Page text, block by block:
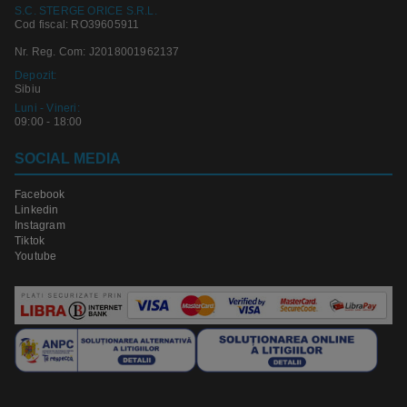
S.C. STERGE ORICE S.R.L.
Cod fiscal: RO39605911
Nr. Reg. Com: J2018001962137
Depozit:
Sibiu
Luni - Vineri:
09:00 - 18:00
SOCIAL MEDIA
Facebook
Linkedin
Instagram
Tiktok
Youtube